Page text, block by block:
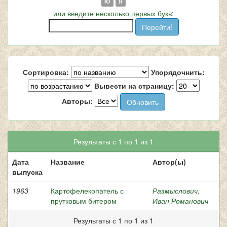
или введите несколько первых букв:
Сортировка:
Упорядочнить:
Вывести на страницу:
Авторы:
Результаты с 1 по 1 из 1
Дата
выпуска
Название Автор(ы)
1963
Картофелекопатель с
прутковым битером
Размыслович,
Иван Романович
Результаты с 1 по 1 из 1